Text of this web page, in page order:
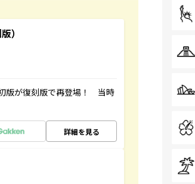
）
版が復刻版で再登場！ 当時
詳細を見る